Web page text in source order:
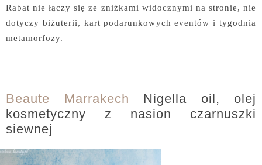
Rabat nie łączy się ze zniżkami widocznymi na stronie, nie
dotyczy biżuterii, kart podarunkowych eventów i tygodnia
metamorfozy.
Beaute Marrakech Nigella oil, olej
kosmetyczny z nasion czarnuszki
siewnej